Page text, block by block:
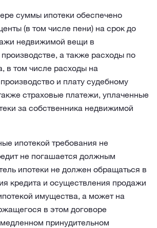
суммы ипотеки обеспечено
(в том числе пени) на срок до
недвижимой вещи в
а также расходы по
в том числе расходы на
и плату судебному
страховые платежи, уплаченные
за собственника недвижимой
ипотекой требования не
не погашается должным
ипотеки не должен обращаться в
кредита и осуществления продажи
имущества, а может на
в этом договоре
принудительном